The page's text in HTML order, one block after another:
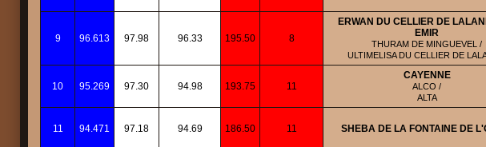
9 96.613 97.98 96.33 195.50 8
ERWAN DU CELLIER DE
EMIR
THURAM DE MINGUEVEL /
ULTIMELISA DU CELLIER DE
10 95.269 97.30 94.98 193.75 11
CAYENNE
ALCO /
ALTA
11 94.471 97.18 94.69 186.50 11 SHEBA DE LA FONTAINE DE